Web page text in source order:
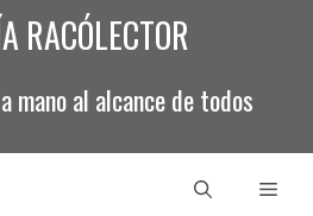
RACÓLECTOR
mano al alcance de todos